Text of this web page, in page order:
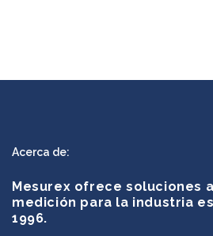
Acerca de:
Mesurex ofrece soluciones
medición para la industria
1996.